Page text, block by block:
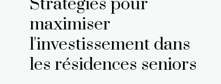
maximiser
l'investissement dans
les résidences seniors